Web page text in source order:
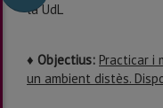
la UdL
♦ Objectius: Practicar i
un ambient distès.